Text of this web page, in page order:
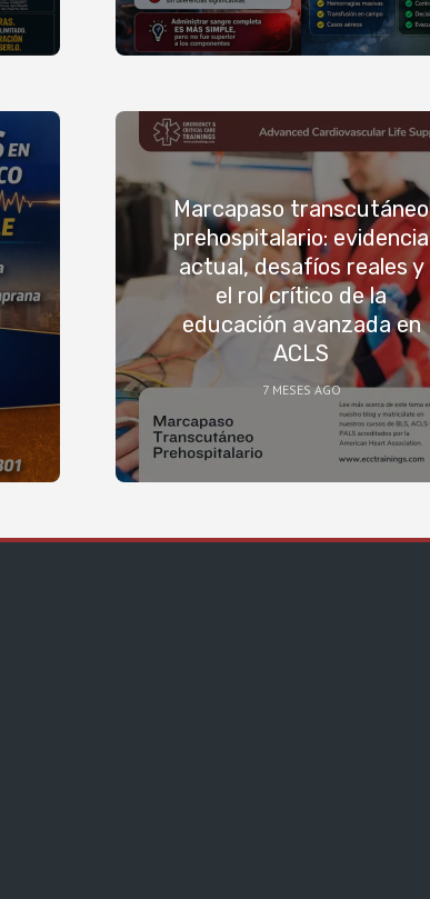
Marcapaso transcutáneo
prehospitalario: evidencia
actual, desafíos reales y
el rol crítico de la
educación avanzada en
ACLS
7 MESES AGO